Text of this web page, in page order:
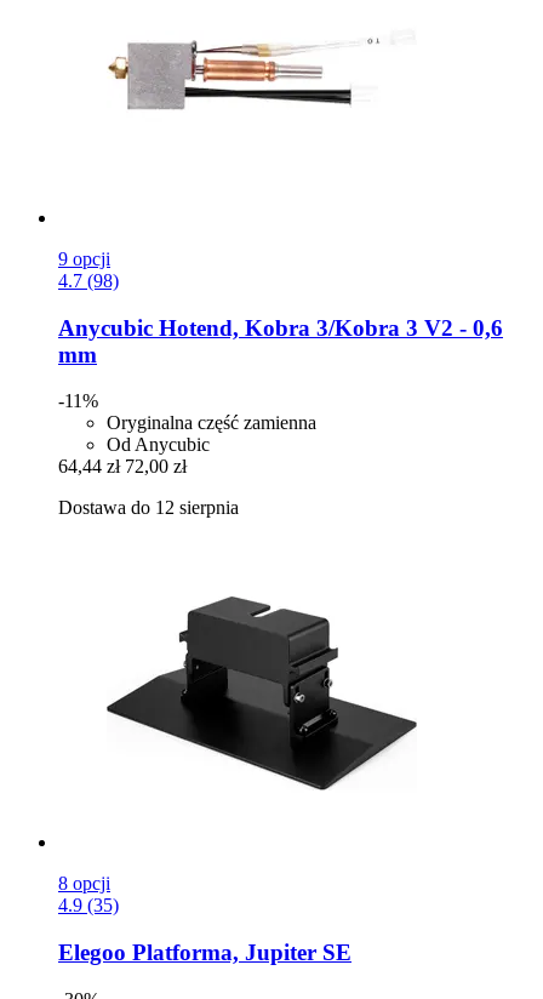
9 opcji
4.7 (98)
Anycubic Hotend, Kobra 3/Kobra 3 V2 -​ 0,6
mm
-11%
Oryginalna część zamienna
Od Anycubic
64,44 zł 72,00 zł
Dostawa do 12 sierpnia
8 opcji
4.9 (35)
Elegoo Platforma, Jupiter SE